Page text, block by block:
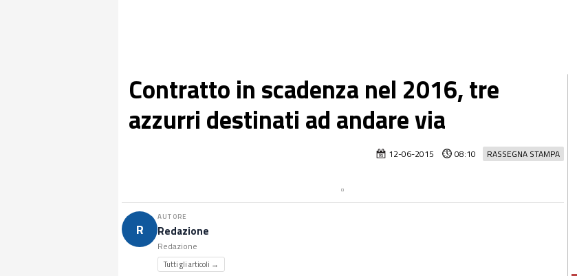
Contratto in scadenza nel 2016, tre
azzurri destinati ad andare via
RASSEGNA STAMPA
12-06-2015 08:10
R
AUTORE
Redazione
Redazione
Tutti gli articoli →